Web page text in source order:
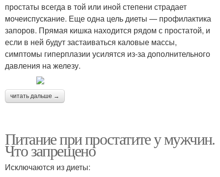
простаты всегда в той или иной степени страдает
мочеиспускание. Еще одна цель диеты — профилактика
запоров. Прямая кишка находится рядом с простатой, и
если в ней будут застаиваться каловые массы,
симптомы гиперплазии усилятся из-за дополнительного
давления на железу.
читать дальше →
Питание при простатите у мужчин.
Что запрещено
Исключаются из диеты: